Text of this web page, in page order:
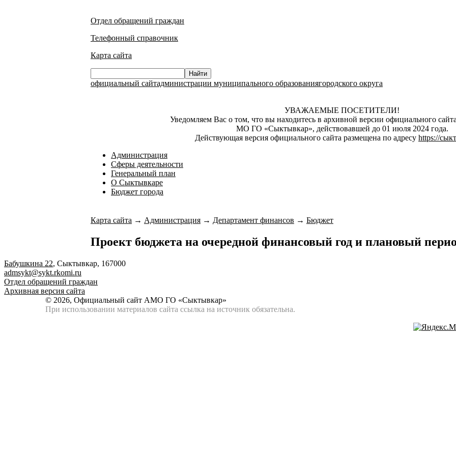
Отдел обращений граждан
Телефонный справочник
Карта сайта
официальный сайтадминистрации муниципального образованиягородского округа
УВАЖАЕМЫЕ ПОСЕТИТЕЛИ!
Уведомляем Вас о том, что вы находитесь в архивной версии официального
МО ГО «Сыктывкар», действовавшей до 01 июля 2024 года.
Действующая версия официального сайта размещена по адресу https://
Администрация
Сферы деятельности
Генеральный план
О Сыктывкаре
Бюджет города
Карта сайта → Администрация → Департамент финансов → Бюджет
Проект бюджета на очередной финансовый год и плановый
Бабушкина 22, Сыктывкар, 167000
admsykt@sykt.rkomi.ru
Отдел обращений граждан
Архивная версия сайта
© 2026, Официальный сайт АМО ГО «Сыктывкар»
При использовании материалов сайта ссылка на источник обязательна.